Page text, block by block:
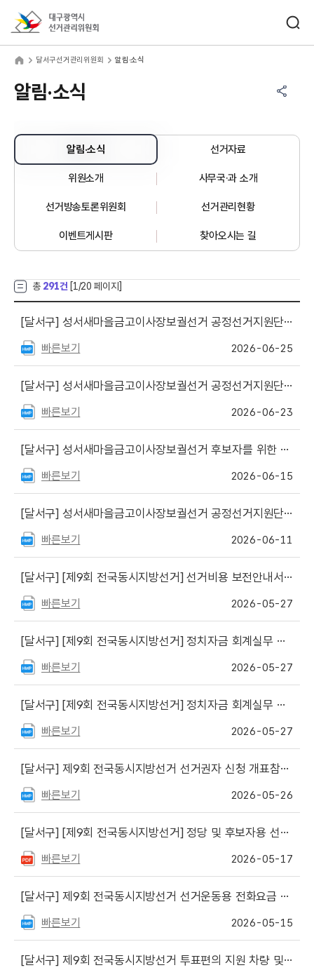
달서구선거관리위원회 알림·소식
알림·소식
알림·소식 선거자료
위원소개 사무국·과 소개
선거방송토론위원회 선거관리현황
이벤트게시판 찾아오시는 길
총 291건 [1 /20 페이지]
[달서구] 성서새마을금고이사장보궐선거 공정선거지원단 최종합격자 공고
빠른보기 2026-06-25
[달서구] 성서새마을금고이사장보궐선거 공정선거지원단 서류심사 합격자 공고 및 면접일정 안내
빠른보기 2026-06-23
[달서구] 성서새마을금고이사장보궐선거 후보자를 위한 선거사무안내 및 서식파일 게시
빠른보기 2026-06-15
[달서구] 성서새마을금고이사장보궐선거 공정선거지원단 모집 공고
빠른보기 2026-06-11
[달서구] [제9회 전국동시지방선거] 선거비용 보전안내서 책자(보전청구 서식) 파일 게시
빠른보기 2026-05-27
[달서구] [제9회 전국동시지방선거] 정치자금 회계실무 책자 파일 게시(비례대표지방의원선거사무소 및 정당선거사무소용)
빠른보기 2026-05-27
[달서구] [제9회 전국동시지방선거] 정치자금 회계실무 책자 파일 게시(후보자 및 후원회용)
빠른보기 2026-05-27
[달서구] 제9회 전국동시지방선거 선거권자 신청 개표참관인 선정자 명단 게시
빠른보기 2026-05-26
[달서구] [제9회 전국동시지방선거] 정당 및 후보자용 선거관리시스템 사용자설명서 게시
빠른보기 2026-05-17
[달서구] 제9회 전국동시지방선거 선거운동용 전화요금 정산 안내
빠른보기 2026-05-15
[달서구] 제9회 전국동시지방선거 투표편의 지원 차량 및 투표활동보조인 운영 안내